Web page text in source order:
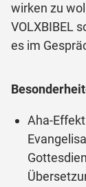
wirken zu
VOLXBIBEL
es im
Aha-